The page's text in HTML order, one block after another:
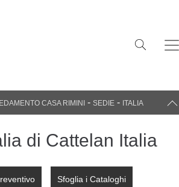
CASA RIMINI - SEDIE - ITALIA
di Cattelan Italia
Sfoglia i Cataloghi